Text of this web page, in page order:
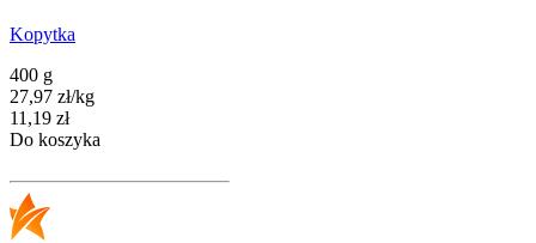
Kopytka
400 g
27,97 zł/kg
Cena
11,19 zł
Do koszyka